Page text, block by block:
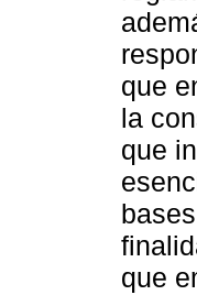
que
la
que
que